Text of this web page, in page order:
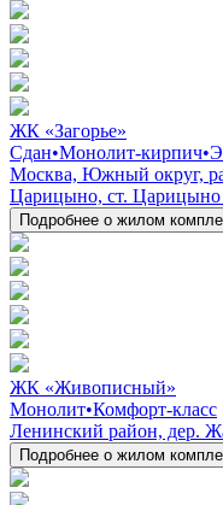
ЖК «Загорье»
Сдан•Монолит-кирпич•
Москва, Южный округ,
Царицыно, ст.
Подробнее о жилом
ЖК «Живописный»
Монолит•Комфорт-класс
Ленинский район, дер.
Подробнее о жилом